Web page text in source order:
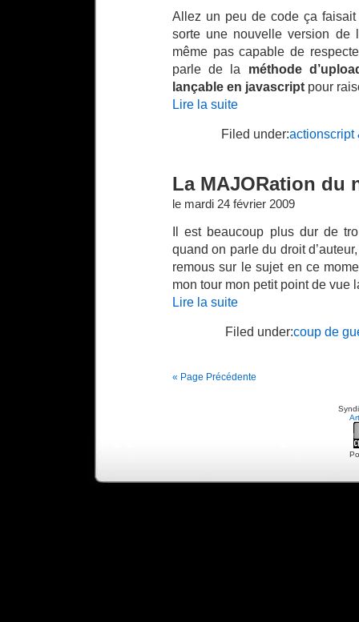
Allez un peu de code ça faisait
sorte une nouvelle version
même pas capable de
parle de la méthode
lançable en javascript pour
Lire la suite
Filed under:actionscript
La MAJORation du
le mardi 24 février 2009
Il est beaucoup plus dur de
quand on parle du droit
remous sur le sujet en ce
mon tour mon petit point de vue
Lire la suite
Filed under:coup de
« Page Précédente